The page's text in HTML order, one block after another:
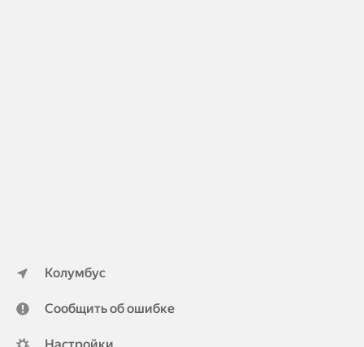
Колумбус
Сообщить об ошибке